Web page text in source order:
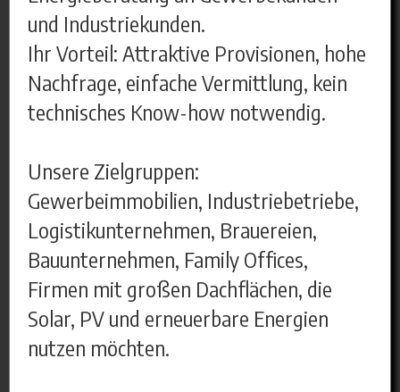
und Industriekunden.
Ihr Vorteil: Attraktive Provisionen, hohe
Nachfrage, einfache Vermittlung, kein
technisches Know-how notwendig.
Unsere Zielgruppen:
Gewerbeimmobilien, Industriebetriebe,
Logistikunternehmen, Brauereien,
Bauunternehmen, Family Offices,
Firmen mit großen Dachflächen, die
Solar, PV und erneuerbare Energien
nutzen möchten.